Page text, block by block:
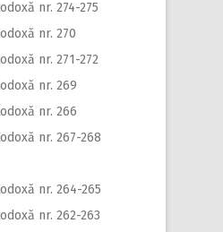
nr. 274-275
nr. 270
nr. 271-272
nr. 269
nr. 266
nr. 267-268
nr. 264-265
nr. 262-263